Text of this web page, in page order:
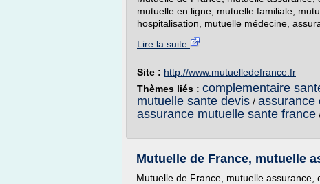
mutuelle en ligne, mutuelle familiale,
hospitalisation, mutuelle médecine,
Lire la suite
Site : http://www.mutuelledefrance.fr
Thèmes liés : complementaire
mutuelle sante devis / assurance
assurance mutuelle sante france
Mutuelle de France, mutuelle
Mutuelle de France, mutuelle